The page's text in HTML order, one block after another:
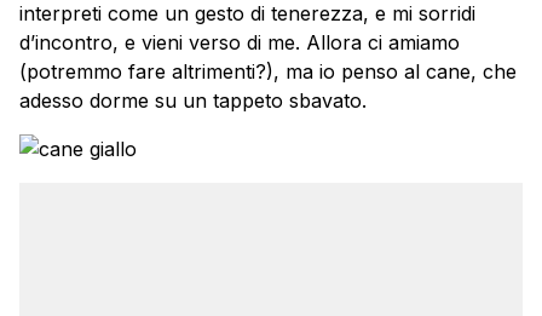
interpreti come un gesto di tenerezza, e mi sorridi
d’incontro, e vieni verso di me. Allora ci amiamo
(potremmo fare altrimenti?), ma io penso al cane, che
adesso dorme su un tappeto sbavato.